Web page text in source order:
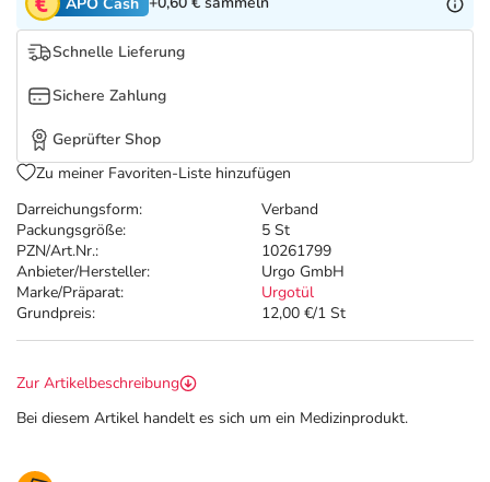
Tierapotheke
Vitamine & Mineralstoffe
Salus Deals
Darreichungsform:
Verband
Packungsgröße:
5 St
PZN/Art.Nr.:
10261799
Anbieter/Hersteller:
Urgo GmbH
Marke/Präparat:
Urgotül
Grundpreis:
12,00 €/1 St
Schnelle Lieferung
Sichere Zahlung
Geprüfter Shop
Zu meiner Favoriten-Liste hinzufügen
Zur Artikelbeschreibung
Bei diesem Artikel handelt es sich um ein Medizinprodukt.